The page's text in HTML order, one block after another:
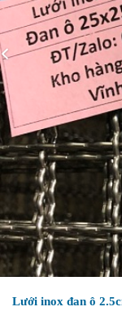
Lưới inox đan ô